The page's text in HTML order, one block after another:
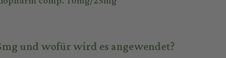
und wofür wird es angewendet?